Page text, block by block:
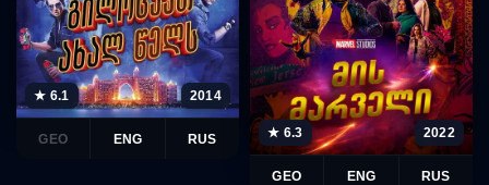
★ 6.1 2014
GEO ENG RUS ★ 6.3 2022
GEO ENG RUS